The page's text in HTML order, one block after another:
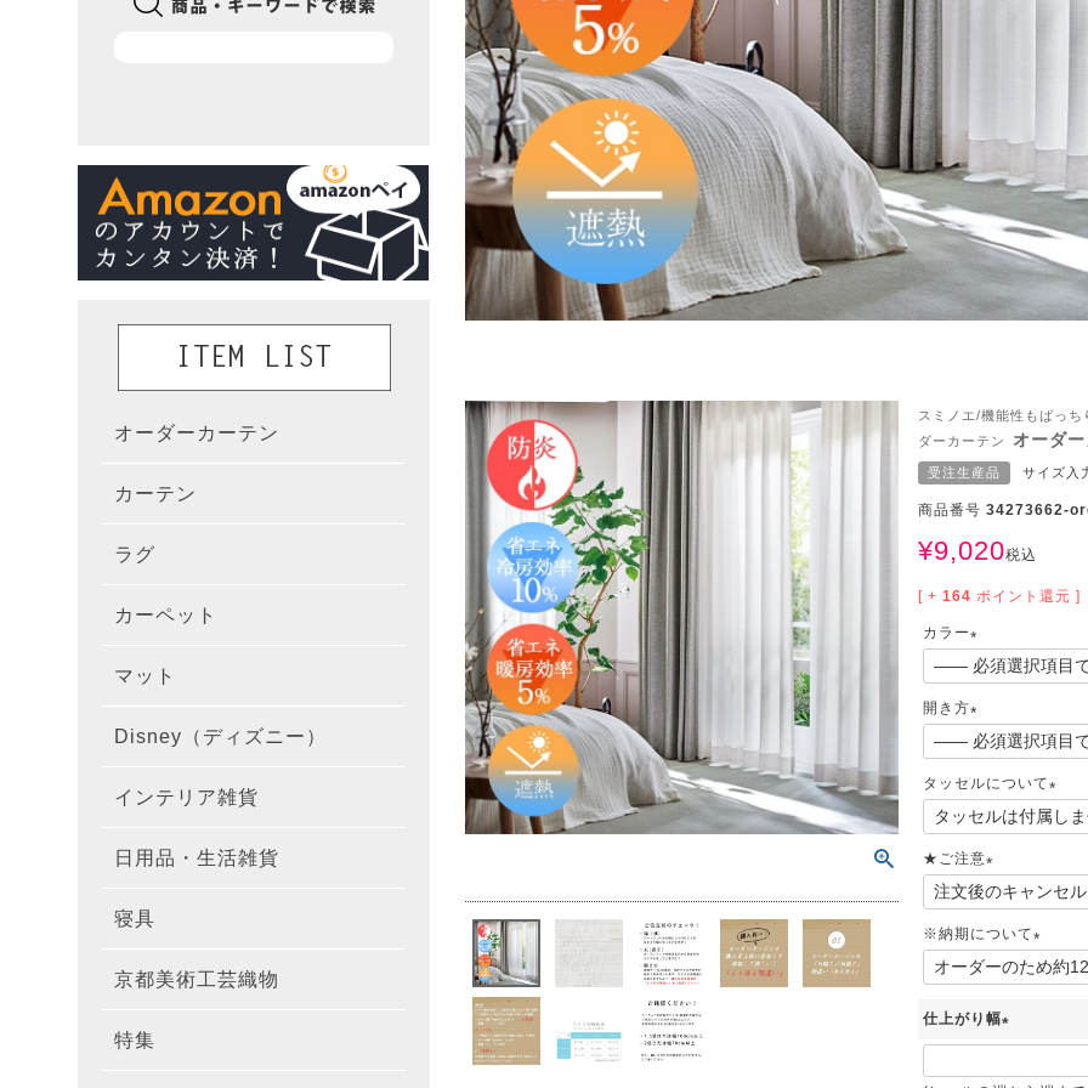
オーダーカーテン かんたん！オーダー注文へ
カーテンサイズの測り方
カーテン生地 無料サンプル
DESIGN LIFE
NEXTHOME
colne
防炎
カーテン 既製カーテン
遮光カーテン
100×135cm（遮光カーテン）
100×178cm（遮光カーテン）
100×200cm（遮光カーテン）
厚地カーテン
100×135cm（厚地カーテン）
100×178cm（厚地カーテン）
100×200cm（厚地カーテン）
レースカーテン
100×133cm(レースカーテン)
100×176cm(レースカーテン)
100×198cm(レースカーテン)
カーテンを機能で選ぶ
1級遮光カーテン
防炎カーテン
遮熱レースカーテン
防炎レースカーテン
カーテンをテイストで選ぶ
花・植物柄(厚地カーテン)
無地・無地調(厚地カーテン)
花・植物柄(レースカーテン)
無地・無地調(レースカーテン)
colne
防炎
カーテンデザイン一覧
既成カーテンサイズの選び方
ラグ ラグをサイズで選ぶ
100×140cm程度
140×200cm程度
170×220cm程度
200×200cm程度
200×250cm程度
100×100cm（円形）
150×150cm（円形）
200×200cm（円形）
ラグを機能で選ぶ
床暖房/ホットカーペット対応
防音ラグ
防炎ラグ
防ダニラグ
消臭ラグ
洗えるラグ
滑り止め加工ラグ
ラグのサイズの選び方
ラグの選び方講座
ラグのお手入れ方法
カーペット カーペットをサイズで選ぶ
176×176cm（江戸間2畳）
176×261cm（江戸間3畳）
261×261cm（江戸間4.5畳）
261×352cm（江戸間6畳）
191×191cm（本間2畳）
191×286cm（本間3畳）
286×286cm（本間4.5畳）
タイルカーペット
カーペットのサイズの選び方
カーペットの選び方講座
カーペットデザイン一覧
マット 玄関マット
約45×75cm
約50×80cm
約55×85cm
約70×120cm
円形・変形サイズ
キッチンマット
約45×60cm
約45×120cm
約45×240cm
約45×270cm
マットを機能で選ぶ
洗えるマット
マットデザイン一覧
Disney（ディズニー） オーダーカーテン
カーテン
マット
雑貨
キャラクターで選ぶ
ミッキー／MICKEY
インテリア雑貨 クッションカバー
トイレタリー
布・生地
日用品・生活雑貨
キッチン小物
リビング用品
玄関用品
寝具 布団カバー
敷きパッド
枕
京都美術工芸織物 風呂敷
テーブルセンター
特集 北欧インテリア特集
スミノエ/機能性もばっ
ダーカーテン
オーダ
受注生産品 サイズ入
商品番号 34273662-
¥9,020税込
[ + 164 ポイント還元 ]
カラー
(
須
)
開き方
(
須
)
タッセルについて
(
須
)
★ご注意
(
須
)
※納期について
(
仕上がり幅
必